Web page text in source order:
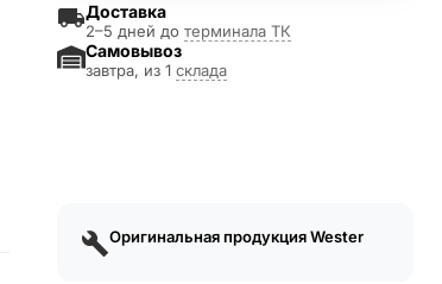
Доставка
2–5 дней до терминала ТК
Самовывоз
завтра, из 1 склада
Оригинальная продукция Wester